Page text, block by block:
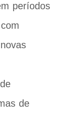
períodos
de